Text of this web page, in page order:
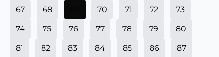
67 68 70 71 72 73
74 75 76 77 78 79 80
81 82 83 84 85 86 87